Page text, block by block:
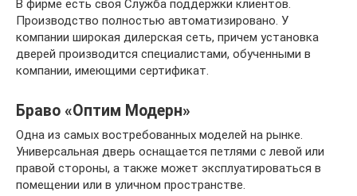
В фирме есть своя Служба поддержки клиентов.
Производство полностью автоматизировано. У
компании широкая дилерская сеть, причем установка
дверей производится специалистами, обученными в
компании, имеющими сертификат.
Браво «Оптим Модерн»
Одна из самых востребованных моделей на рынке.
Универсальная дверь оснащается петлями с левой или
правой стороны, а также может эксплуатироваться в
помещении или в уличном пространстве.